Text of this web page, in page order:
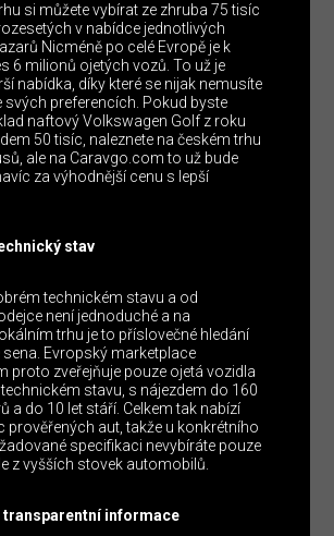
si můžete vybírat ze zhruba 75 tisíc
v nabídce jednotlivých
Nicméně po celé Evropě je k
6 milionů ojetých vozů. To už je
nabídka, díky které se nijak nemusíte
svých preferencích. Pokud byste
naftový Volkswagen Golf z roku
50 tisíc, naleznete na českém trhu
ale na Caravgo.com to už bude
za výhodnější cenu s lepší
stav
technickém stavu a od
není jednoduché a na
trhu je to příslovečné hledání
sena. Evropský marketplace
proto zveřejňuje pouze ojetá vozidla
stavu, s nájezdem do 160
a do 10 let stáří. Celkem tak nabízí
prověřených aut, takže u konkrétního
specifikaci nevybíráte pouze
z vyšších stovek automobilů.
transparentní informace